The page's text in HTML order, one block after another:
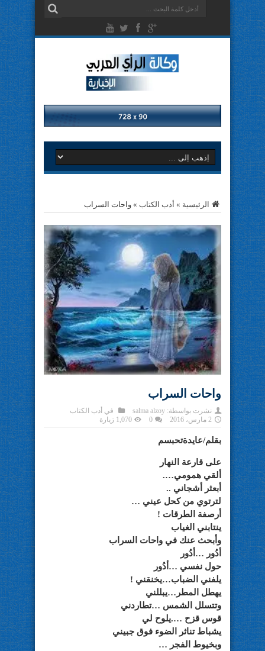
الرئيسية » أدب الكتاب » واحات السراب
واحات السراب
نشرت بواسطة: salma alzoy في أدب الكتاب
2 مارس، 2016
0 1,070 زيارة
بقلم/‏عايدةتحبسم‬
على قارعة النهار
ألقي همومي….
أبعثر أشجاني ..
لترتوي من كحل عيني …
أرصفة الطرقات !
ينتابني الغياب
وأبحث عنك في واحات السراب
أدُور …أدُور
حول نفسي …أدُور
يلفني الضباب…يخنقني !
يهطل المطر…يبللني
وتتسلل الشمس …تطاردني
قوس قزح ….يلوح لي
يشباط تناثر الضوء فوق جبيني
وبخيوط الفجر …